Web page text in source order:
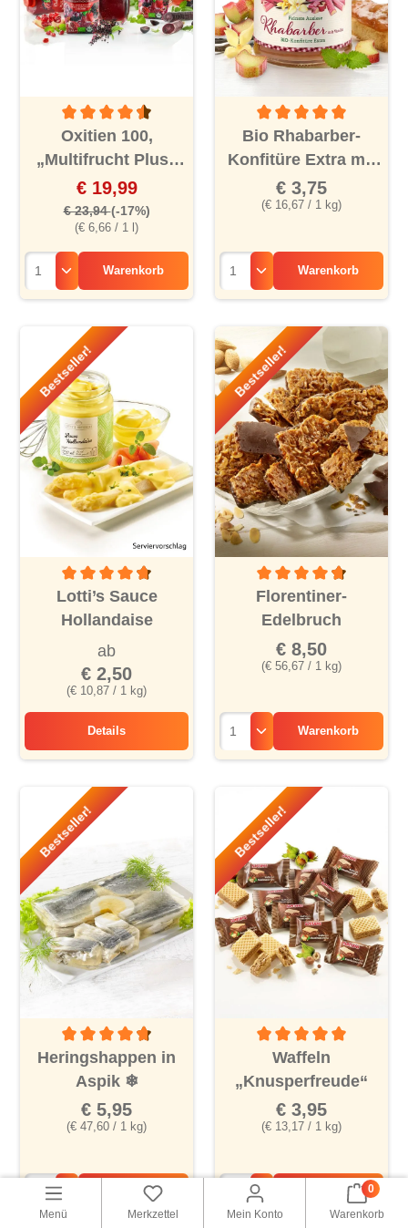
Durchschnittliche Bewertung von 4.5 von 5 Sternen
Oxitien 100,
„Multifrucht Plus“
Bio-Saft, 6er
(€ 6,66 / 1 l)
€ 19,99
€ 23,94(-17%)
Warenkorb
Durchschnittliche
Bio Rhabarber-
Konfitüre Extra mit
Vanille
(€ 16,67 / 1 kg)
€ 3,75
Warenkorb
Bestseller!
Durchschnittliche Bewertung von 4.6 von 5 Sternen
Lotti’s Sauce
Hollandaise
(€ 10,87 / 1 kg)
ab
€ 2,50
Details
Lotti’s Sauce Hollandaise
Bestseller!
Durchschnittliche
Florentiner-
Edelbruch
(€ 56,67 / 1 kg)
€ 8,50
Warenkorb
Bestseller!
Durchschnittliche Bewertung von 4.8 von 5 Sternen
Heringshappen in
Aspik ❄
(€ 47,60 / 1 kg)
€ 5,95
Warenkorb
Bestseller!
Durchschnittliche
Waffeln
„Knusperfreude“
(€ 13,17 / 1 kg)
€ 3,95
Warenkorb
Menü Merkzettel Mein Konto
0
Warenkorb